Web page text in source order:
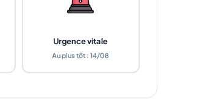
Urgence vitale
Au plus tôt : 14/08